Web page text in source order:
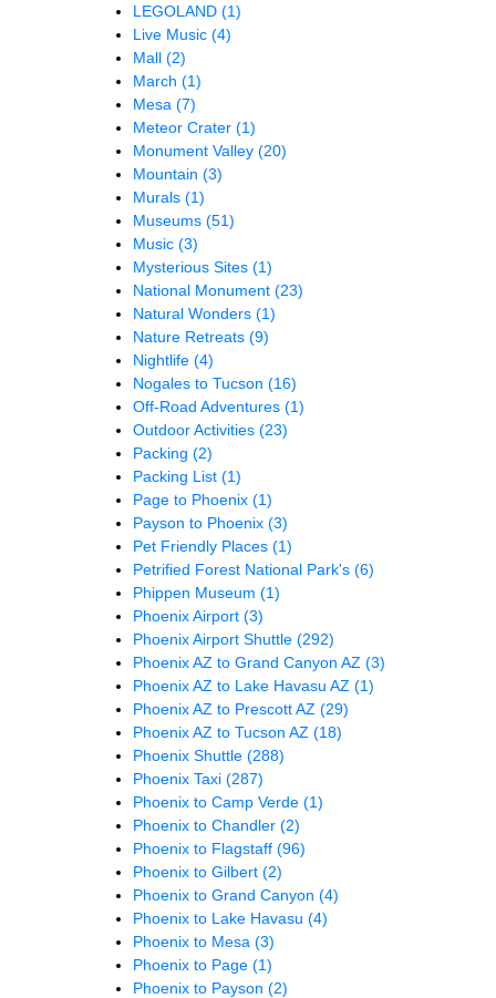
LEGOLAND (1)
Live Music (4)
Mall (2)
March (1)
Mesa (7)
Meteor Crater (1)
Monument Valley (20)
Mountain (3)
Murals (1)
Museums (51)
Music (3)
Mysterious Sites (1)
National Monument (23)
Natural Wonders (1)
Nature Retreats (9)
Nightlife (4)
Nogales to Tucson (16)
Off-Road Adventures (1)
Outdoor Activities (23)
Packing (2)
Packing List (1)
Page to Phoenix (1)
Payson to Phoenix (3)
Pet Friendly Places (1)
Petrified Forest National Park's (6)
Phippen Museum (1)
Phoenix Airport (3)
Phoenix Airport Shuttle (292)
Phoenix AZ to Grand Canyon AZ (3)
Phoenix AZ to Lake Havasu AZ (1)
Phoenix AZ to Prescott AZ (29)
Phoenix AZ to Tucson AZ (18)
Phoenix Shuttle (288)
Phoenix Taxi (287)
Phoenix to Camp Verde (1)
Phoenix to Chandler (2)
Phoenix to Flagstaff (96)
Phoenix to Gilbert (2)
Phoenix to Grand Canyon (4)
Phoenix to Lake Havasu (4)
Phoenix to Mesa (3)
Phoenix to Page (1)
Phoenix to Payson (2)